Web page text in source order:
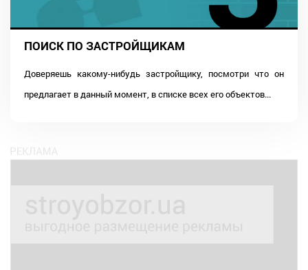
ПОИСК ПО ЗАСТРОЙЩИКАМ
Доверяешь какому-нибудь застройщику, посмотри что он
предлагает в данный момент, в списке всех его объектов...